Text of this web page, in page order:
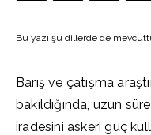
Bu yazı şu dillerde de
Barış ve çatışma
bakıldığında, uzun
iradesini askeri güç